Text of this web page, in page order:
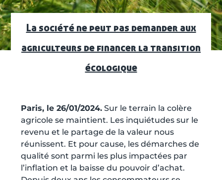
La société ne peut pas demander aux
agriculteurs de financer la transition
écologique
Paris, le 26/01/2024. Sur le terrain la colère
agricole se maintient. Les inquiétudes sur le
revenu et le partage de la valeur nous
réunissent. Et pour cause, les démarches de
qualité sont parmi les plus impactées par
l’inflation et la baisse du pouvoir d’achat.